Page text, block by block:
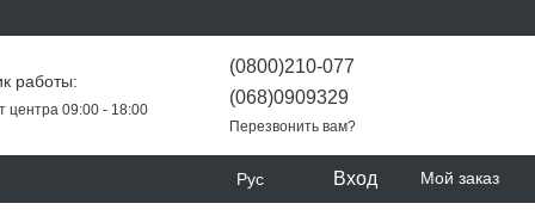
работы:
центра 09:00 - 18:00
(0800)210-077
(068)0909329
Перезвонить вам?
Рус Вход Мой заказ